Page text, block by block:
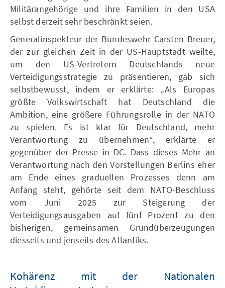
Militärangehörige und ihre Familien in den USA
selbst derzeit sehr beschränkt seien.
Generalinspekteur der Bundeswehr Carsten Breuer,
der zur gleichen Zeit in der US-Hauptstadt weilte,
um den US-Vertretern Deutschlands neue
Verteidigungsstrategie zu präsentieren, gab sich
selbstbewusst, indem er erklärte: „Als Europas
größte Volkswirtschaft hat Deutschland die
Ambition, eine größere Führungsrolle in der NATO
zu spielen. Es ist klar für Deutschland, mehr
Verantwortung zu übernehmen“, erklärte er
gegenüber der Presse in DC. Dass dieses Mehr an
Verantwortung nach den Vorstellungen Berlins eher
am Ende eines graduellen Prozesses denn am
Anfang steht, gehörte seit dem NATO-Beschluss
vom Juni 2025 zur Steigerung der
Verteidigungsausgaben auf fünf Prozent zu den
bisherigen, gemeinsamen Grundüberzeugungen
diesseits und jenseits des Atlantiks.
Kohärenz mit der Nationalen